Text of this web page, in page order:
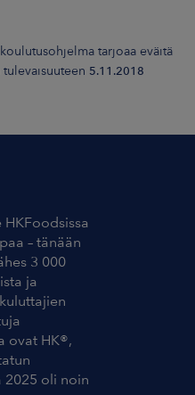
tarjoaa eväitä
5.11.2018
– tänään
3 000
ja
ovat HK®,
2025 oli noin